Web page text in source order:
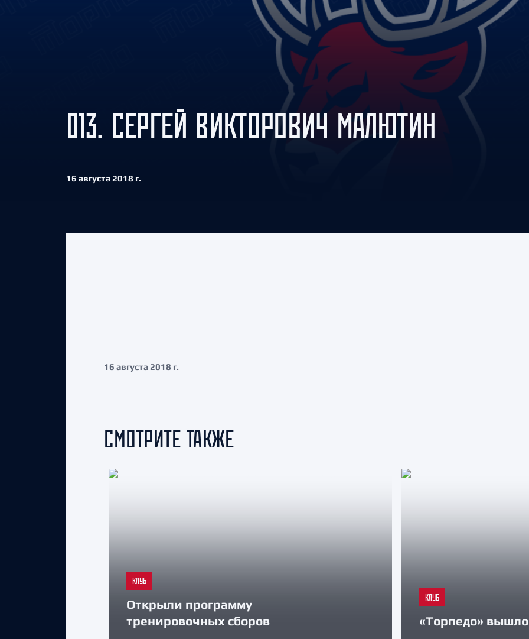
Амур
Барыс
Салават Юлаев
Сибирь
013. СЕРГЕЙ ВИКТОРОВИЧ МАЛЮТИН
16 августа 2018 г.
16 августа 2018 г.
СМОТРИТЕ ТАКЖЕ
КЛУБ
Открыли программу
тренировочных сборов
КЛУБ
«Торпедо» вышло